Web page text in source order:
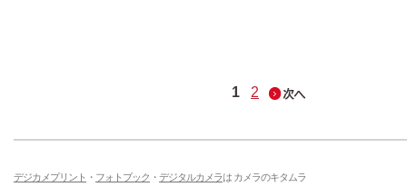
1 2
デジカメプリント ・ フォトブック ・ デジタルカメラは カメラのキタムラ